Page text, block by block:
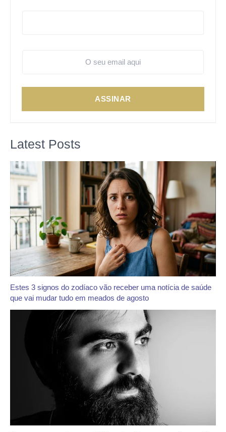
ASSINAR
Latest Posts
Estes 3 signos do zodíaco vão receber uma notícia de saúde
que vai mudar tudo em meados de agosto